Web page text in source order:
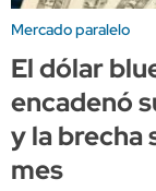
Mercado paralelo
El dólar
encadenó
y la brecha
mes